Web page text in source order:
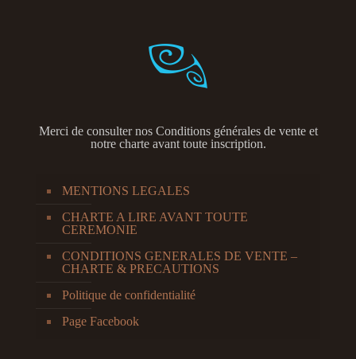
Merci de consulter nos Conditions générales de vente et
notre charte avant toute inscription.
MENTIONS LEGALES
CHARTE A LIRE AVANT TOUTE
CEREMONIE
CONDITIONS GENERALES DE VENTE –
CHARTE & PRECAUTIONS
Politique de confidentialité
Page Facebook